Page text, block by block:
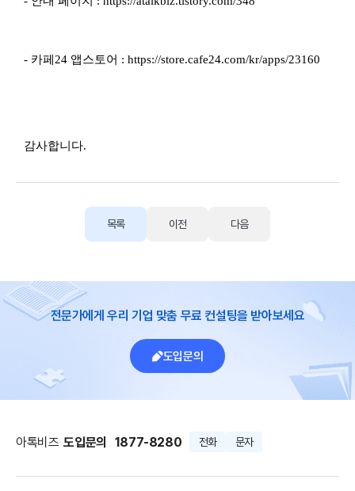
- 카페24 앱스토어 : https://store.cafe24.com/kr/apps/23160
감사합니다.
목록 이전 다음
전문가에게 우리 기업 맞춤 무료 컨설팅을 받아보세요
도입문의
아톡비즈 도입문의 1877-8280 전화 문자